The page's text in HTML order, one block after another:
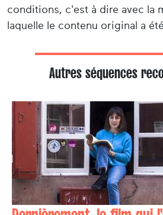
conditions, c'est à dire avec la
laquelle le contenu original a
Autres séquences